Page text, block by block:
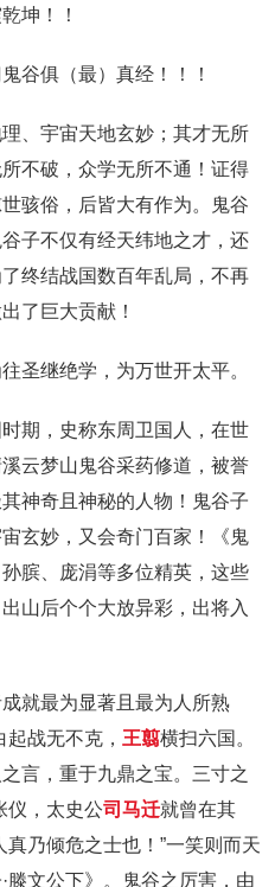
坤！！
谷俱（最）真经！！！
、宇宙天地玄妙；其才无所
不破，众学无所不通！证得
骇俗，后皆大有作为。鬼谷
子不仅有经天纬地之才，还
终结战国数百年乱局，不再
了巨大贡献！
圣继绝学，为万世开太平。
期，史称东周卫国人，在世
云梦山鬼谷采药修道，被誉
神奇且神秘的人物！鬼谷子
玄妙，又会奇门百家！《鬼
膑、庞涓等多位精英，这些
山后个个大放异彩，出将入
就最为显著且最为人所熟
战无不克， 王翦横扫六国。
言，重于九鼎之宝。三寸之
仪，太史公司马迁就曾在其
真乃倾危之士也！”一笑则而天
滕文公下》。鬼谷之厉害，由